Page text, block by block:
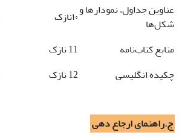
عناوین جداول، نمودارها و
شکل‌ها
۱۰نازک
منابع کتاب‌نامه
11 نازک
چکیده انگلیسی
12 نازک
ج.راهنمایارجاع دهی